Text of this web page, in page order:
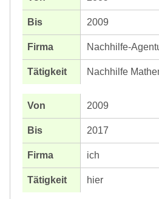
2009
Nachhilfe-
Nachhilfe
2009
2017
ich
hier